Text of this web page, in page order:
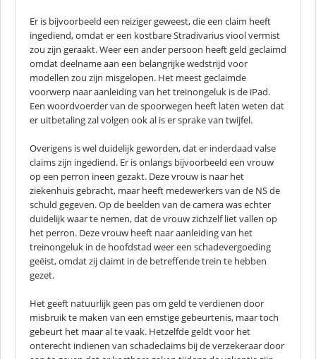
Er is bijvoorbeeld een reiziger geweest, die een claim heeft
ingediend, omdat er een kostbare Stradivarius viool vermist
zou zijn geraakt. Weer een ander persoon heeft geld geclaimd
omdat deelname aan een belangrijke wedstrijd voor
modellen zou zijn misgelopen. Het meest geclaimde
voorwerp naar aanleiding van het treinongeluk is de iPad.
Een woordvoerder van de spoorwegen heeft laten weten dat
er uitbetaling zal volgen ook al is er sprake van twijfel.
Overigens is wel duidelijk geworden, dat er inderdaad valse
claims zijn ingediend. Er is onlangs bijvoorbeeld een vrouw
op een perron ineen gezakt. Deze vrouw is naar het
ziekenhuis gebracht, maar heeft medewerkers van de NS de
schuld gegeven. Op de beelden van de camera was echter
duidelijk waar te nemen, dat de vrouw zichzelf liet vallen op
het perron. Deze vrouw heeft naar aanleiding van het
treinongeluk in de hoofdstad weer een schadevergoeding
geëist, omdat zij claimt in de betreffende trein te hebben
gezet.
Het geeft natuurlijk geen pas om geld te verdienen door
misbruik te maken van een ernstige gebeurtenis, maar toch
gebeurt het maar al te vaak. Hetzelfde geldt voor het
onterecht indienen van schadeclaims bij de verzekeraar door